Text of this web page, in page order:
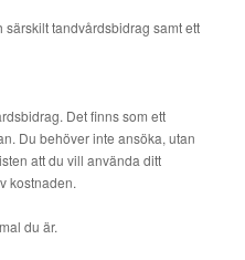
tandvårdsbidrag samt ett
Det finns som ett
Du behöver inte ansöka, utan
att du vill använda ditt
kostnaden.
du är.